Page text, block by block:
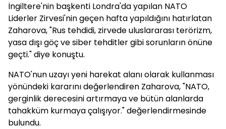
İngiltere'nin başkenti Londra'da yapılan NATO
Liderler Zirvesi'nin geçen hafta yapıldığını hatırlatan
Zaharova, "Rus tehdidi, zirvede uluslararası terörizm,
yasa dışı göç ve siber tehditler gibi sorunların önüne
geçti." diye konuştu.
NATO'nun uzayı yeni harekat alanı olarak kullanması
yönündeki kararını değerlendiren Zaharova, "NATO,
gerginlik derecesini artırmaya ve bütün alanlarda
tahakküm kurmaya çalışıyor." değerlendirmesinde
bulundu.